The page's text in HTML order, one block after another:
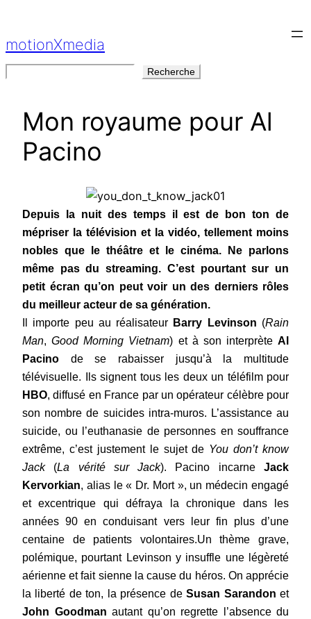
contenu
motionXmedia
Recherche
Mon royaume pour Al
Pacino
Depuis la nuit des temps il est de bon ton de
mépriser la télévision et la vidéo, tellement moins
nobles que le théâtre et le cinéma. Ne parlons
même pas du streaming. C’est pourtant sur un
petit écran qu’on peut voir un des derniers rôles
du meilleur acteur de sa génération.
Il importe peu au réalisateur Barry Levinson (Rain
Man,Good Morning Vietnam) et à son interprète Al
Pacino de se rabaisser jusqu’à la multitude
télévisuelle. Ils signent tous les deux un téléfilm pour
HBO, diffusé en France par un opérateur célèbre pour
son nombre de suicides intra-muros. L’assistance au
suicide, ou l’euthanasie de personnes en souffrance
extrême, c’est justement le sujet de You don’t know
Jack(La vérité sur Jack). Pacino incarneJack
Kervorkian, alias le « Dr. Mort », un médecin engagé
et excentrique qui défraya la chronique dans les
années 90 en conduisant vers leur fin plus d’une
centaine de patients volontaires.Un thème grave,
polémique, pourtant Levinson y insuffle une légèreté
aérienne et fait sienne la cause du héros. On apprécie
la liberté de ton, la présence deSusan Sarandon et
John Goodman autant qu’on regrette l’absence du